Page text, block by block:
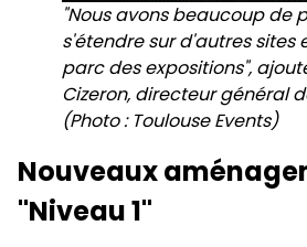
"Nous avons beaucoup de
s'étendre sur d'autres sites
parc des expositions",
Cizeron, directeur général
(Photo : Toulouse Events)
Nouveaux
"Niveau 1"